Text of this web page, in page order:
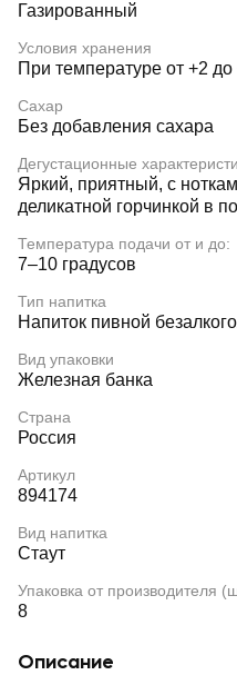
Газированный
Условия хранения
При температуре от +2 до
Сахар
Без добавления сахара
Дегустационные
Яркий, приятный, с
деликатной горчинкой в
Температура подачи от и до:
7–10 градусов
Тип напитка
Напиток пивной
Вид упаковки
Железная банка
Страна
Россия
Артикул
894174
Вид напитка
Стаут
Упаковка от производителя
8
Описание